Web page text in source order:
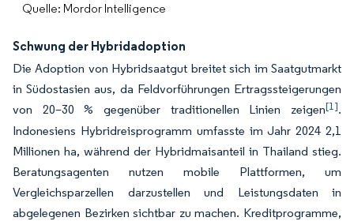
Quelle: Mordor Intelligence
Schwung der Hybridadoption
Die Adoption von Hybridsaatgut breitet sich im Saatgutmarkt
in Südostasien aus, da Feldvorführungen Ertragssteigerungen
von 20–30 % gegenüber traditionellen Linien zeigen[1].
Indonesiens Hybridreisprogramm umfasste im Jahr 2024 2,1
Millionen ha, während der Hybridmaisanteil in Thailand stieg.
Beratungsagenten nutzen mobile Plattformen, um
Vergleichsparzellen darzustellen und Leistungsdaten in
abgelegenen Bezirken sichtbar zu machen. Kreditprogramme,